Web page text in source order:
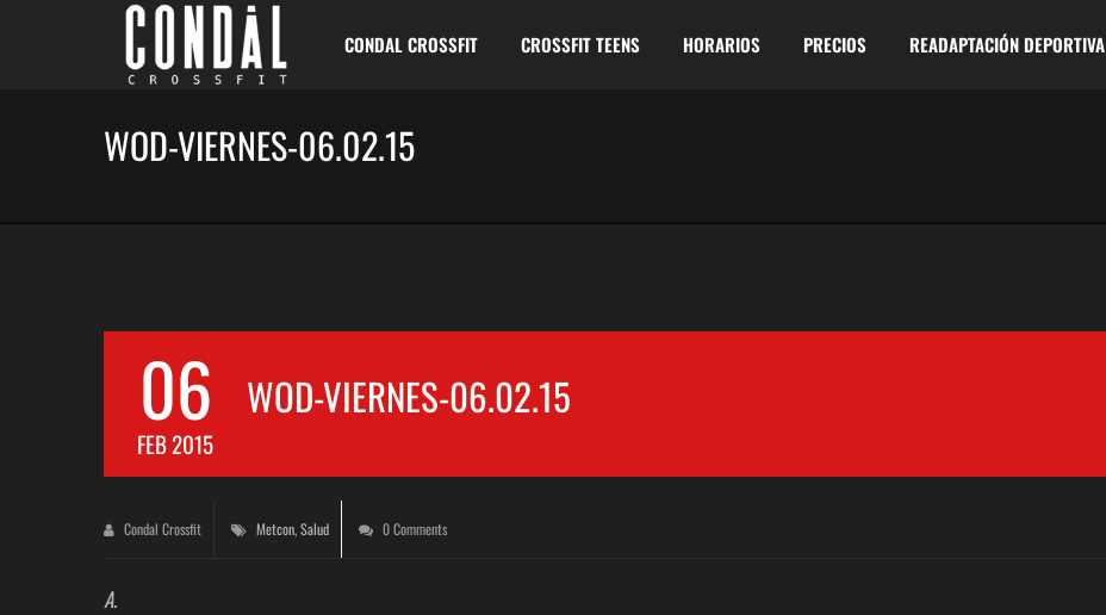
CONDAL CROSSFIT CROSSFIT TEENS HORARIOS PRECIOS READAPTACIÓN DEPORTIVA
WOD-VIERNES-06.02.15
06
FEB 2015
WOD-VIERNES-06.02.15
Condal Crossfit Metcon,Salud 0 Comments
A.